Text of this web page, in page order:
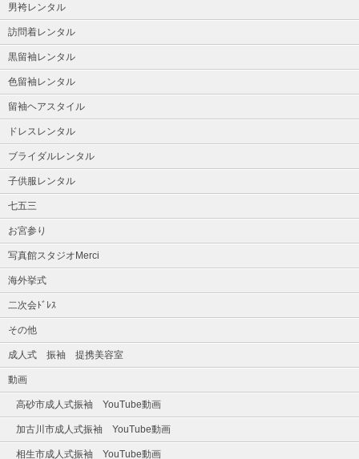
男袴レンタル
訪問着レンタル
黒留袖レンタル
色留袖レンタル
留袖ヘアスタイル
ドレスレンタル
ブライダルレンタル
子供服レンタル
七五三
お宮参り
写真館スタジオMerci
海外挙式
二次会ﾄﾞﾚｽ
その他
成人式 振袖 提携美容室
動画
高砂市成人式振袖 YouTube動画
加古川市成人式振袖 YouTube動画
相生市成人式振袖 YouTube動画